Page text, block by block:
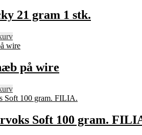
21 gram 1 stk.
på wire
Soft 100 gram.